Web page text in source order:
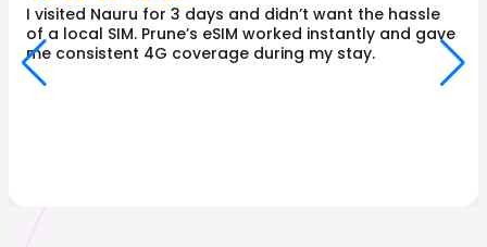
I visited Nauru for 3 days and didn’t want the hassle
of a local SIM. Prune’s eSIM worked instantly and gave
me consistent 4G coverage during my stay.